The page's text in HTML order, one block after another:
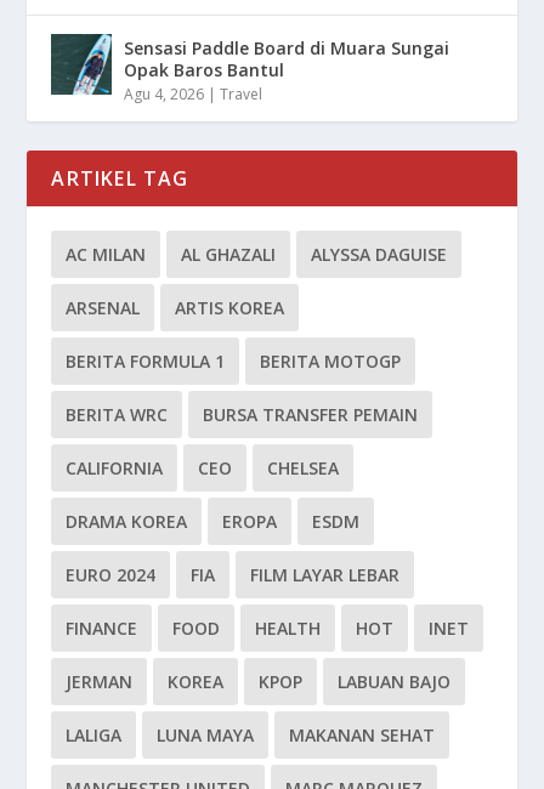
Sensasi Paddle Board di Muara Sungai
Opak Baros Bantul
Agu 4, 2026 |Travel
ARTIKEL TAG
AC MILAN AL GHAZALI ALYSSA DAGUISE
ARSENAL ARTIS KOREA
BERITA FORMULA 1 BERITA MOTOGP
BERITA WRC BURSA TRANSFER PEMAIN
CALIFORNIA CEO CHELSEA
DRAMA KOREA EROPA ESDM
EURO 2024 FIA FILM LAYAR LEBAR
FINANCE FOOD HEALTH HOT INET
JERMAN KOREA KPOP LABUAN BAJO
LALIGA LUNA MAYA MAKANAN SEHAT